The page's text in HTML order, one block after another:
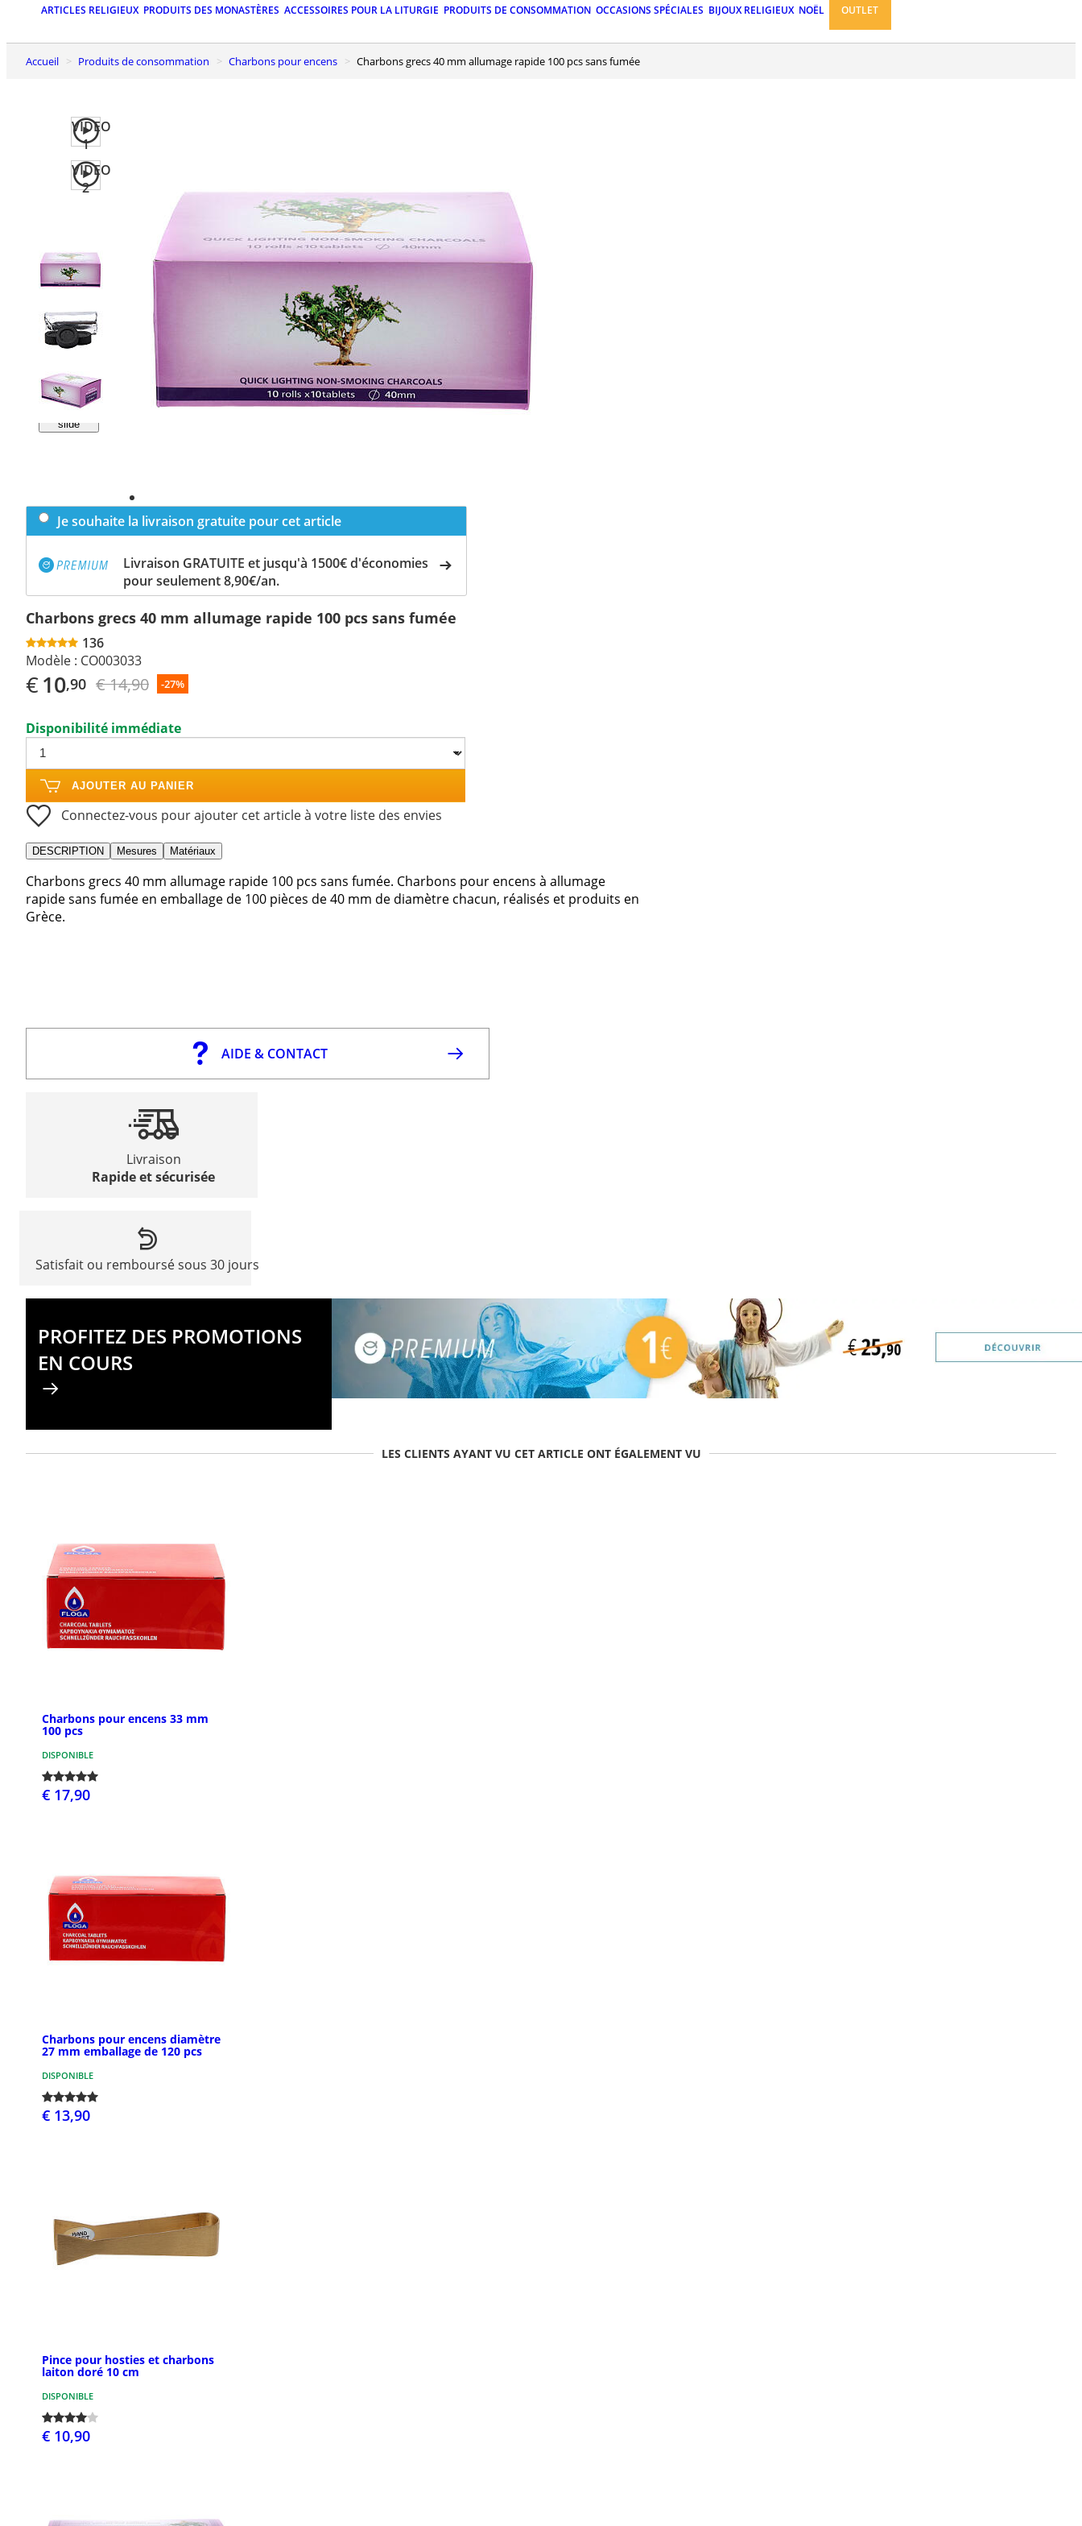
ARTICLES RELIGIEUX PRODUITS DES MONASTÈRES ACCESSOIRES POUR LA LITURGIE PRODUITS DE CONSOMMATION OCCASIONS SPÉCIALES BIJOUX RELIGIEUX NOËL OUTLET
Accueil Produits de consommation Charbons pour encens Charbons grecs 40 mm allumage rapide 100 pcs sans fumée
VIDEO
1
VIDEO
2
Previous
slide
Next
slide
Je souhaite la livraison gratuite pour cet article
Livraison GRATUITE et jusqu'à 1500€ d'économies
pour seulement 8,90€/an.
Charbons grecs 40 mm allumage rapide 100 pcs sans fumée
136
Modèle : CO003033
€10,90 € 14,90 -27%
Disponibilité immédiate
AJOUTER AU PANIER
Connectez-vous pour ajouter cet article à votre liste des envies
DESCRIPTION Mesures Matériaux
Charbons grecs 40 mm allumage rapide 100 pcs sans fumée. Charbons pour encens à allumage
rapide sans fumée en emballage de 100 pièces de 40 mm de diamètre chacun, réalisés et produits en
Grèce.
AIDE & CONTACT
Livraison
Rapide et sécurisée
Satisfait ou remboursé sous 30 jours
PROFITEZ DES PROMOTIONS
EN COURS
LES CLIENTS AYANT VU CET ARTICLE ONT ÉGALEMENT VU
Charbons pour encens 33 mm
100 pcs
DISPONIBLE
€ 17,90
Charbons pour encens diamètre
27 mm emballage de 120 pcs
DISPONIBLE
€ 13,90
Pince pour hosties et charbons
laiton doré 10 cm
DISPONIBLE
€ 10,90